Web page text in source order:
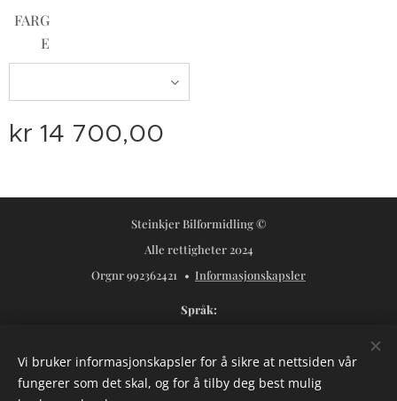
FARG
E
kr 14 700,00
Steinkjer Bilformidling ©
Alle rettigheter 2024
Orgnr 992362421
Informasjonskapsler
Språk
Valuta
NOK kr
USD $ SEK kr
Vi bruker informasjonskapsler for å sikre at nettsiden vår
fungerer som det skal, og for å tilby deg best mulig